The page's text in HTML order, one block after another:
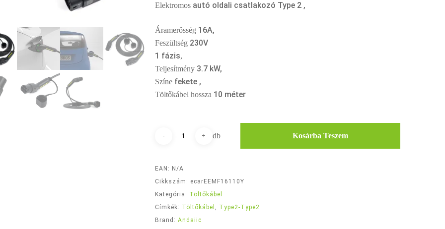
Elektromos autó oldali csatlakozó Type 2 ,
Áramerősség 16A,
Feszültség 230V
1 fázis,
Teljesítmény 3.7 kW,
Színe fekete ,
Töltőkábel hossza 10 méter
Kosárba Teszem
EAN: N/A
Cikkszám: ecarEEMF16110Y
Kategória: Töltőkábel
Címkék: Töltőkábel , Type2-Type2
Brand:Andaiic